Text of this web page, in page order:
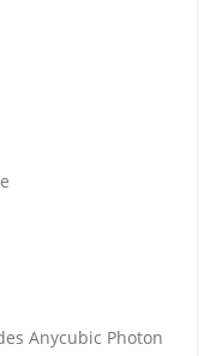
Anycubic Photon